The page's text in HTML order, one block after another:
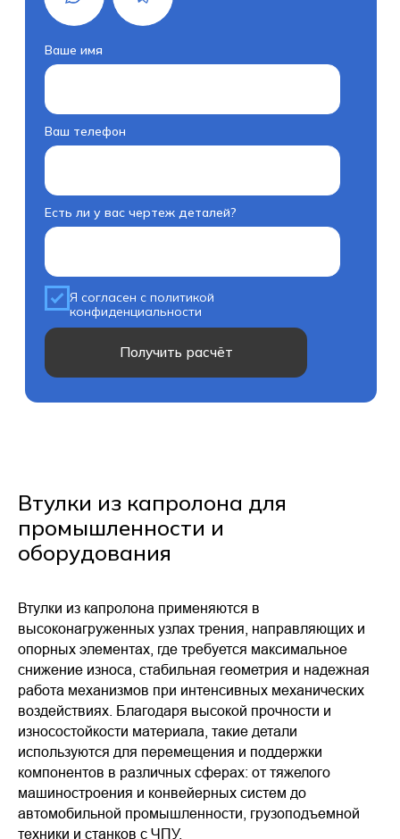
Втулки из капролона для
промышленности и
оборудования
Втулки из капролона применяются в
высоконагруженных узлах трения, направляющих и
опорных элементах, где требуется максимальное
снижение износа, стабильная геометрия и надежная
работа механизмов при интенсивных механических
воздействиях. Благодаря высокой прочности и
износостойкости материала, такие детали
используются для перемещения и поддержки
компонентов в различных сферах: от тяжелого
машиностроения и конвейерных систем до
автомобильной промышленности, грузоподъемной
техники и станков с ЧПУ.